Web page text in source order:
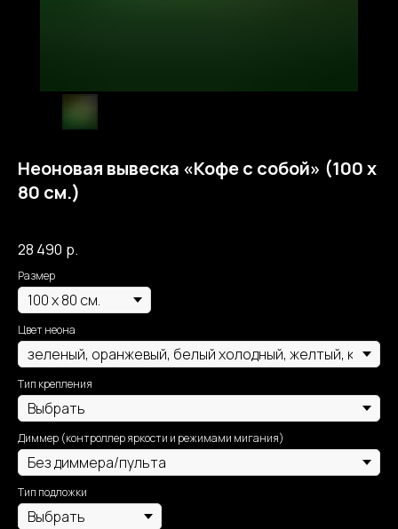
Неоновая вывеска «Кофе с собой» (100 х
80 см.)
28 490 р.
Размер
Цвет неона
Тип крепления
Диммер (контроллер яркости и режимами мигания)
Тип подложки